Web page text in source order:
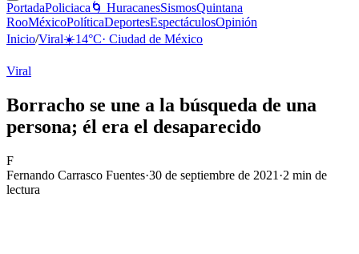
PortadaPoliciaca 🌀 HuracanesSismosQuintana
RooMéxicoPolíticaDeportesEspectáculosOpinión
Inicio/Viral☀️14°C· Ciudad de México
Viral
Borracho se une a la búsqueda de una
persona; él era el desaparecido
F
Fernando Carrasco Fuentes·30 de septiembre de 2021 ·2 min de
lectura